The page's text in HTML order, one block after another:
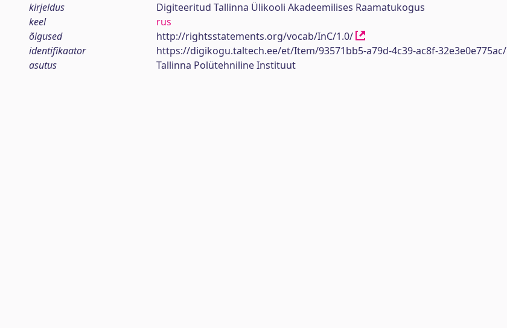
kirjeldus
Digiteeritud Tallinna Ülikooli Akadeemilises Raamatukogus
keel
rus
õigused
http://rightsstatements.org/vocab/InC/1.0/
identifikaator
https://digikogu.taltech.ee/et/Item/93571bb5-a79d-4c39-ac8f-32e3e0e775ac/
asutus
Tallinna Polütehniline Instituut